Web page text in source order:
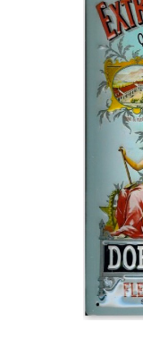
Ma Commande
Politique de
Une histoire de